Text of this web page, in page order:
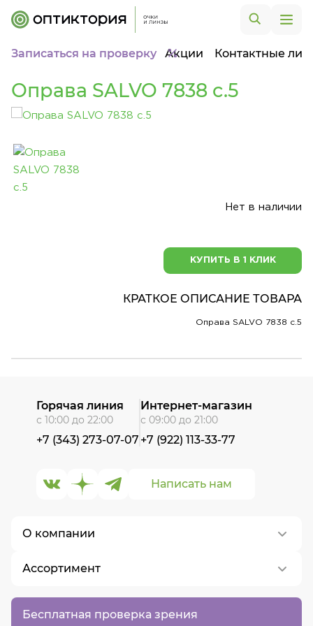
Записаться на проверку Акции Контактные
Оправа SALVO 7838 c.5
Нет в наличии
КУПИТЬ В 1 КЛИК
КРАТКОЕ ОПИСАНИЕ ТОВАРА
Оправа SALVO 7838 c.5
Бесплатная проверка зрения
О компании
О нас
Контакты
Вакансии
Ассортимент
Написать нам
Горячая линия
с 10:00 до 22:00
+7 (343) 273-07-07
Интернет-магазин
с 09:00 до 21:00
+7 (922) 113-33-77